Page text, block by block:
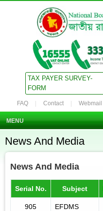
TAX PAYER SURVEY-
FORM
FAQ Contact Webmail
MENU
News And Media
News And Media
Serial No. Subject
905
EFDMS